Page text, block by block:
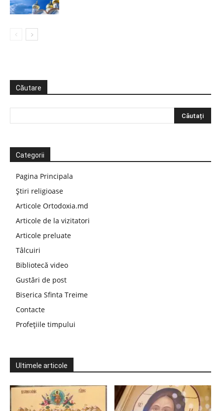
Căutare
Categorii
Pagina Principala
Știri religioase
Articole Ortodoxia.md
Articole de la vizitatori
Articole preluate
Tâlcuiri
Bibliotecă video
Gustări de post
Biserica Sfinta Treime
Contacte
Profețiile timpului
Ultimele articole